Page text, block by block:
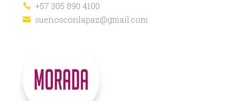
 +57 305 890 4100
 suenosconlapaz@gmail.com